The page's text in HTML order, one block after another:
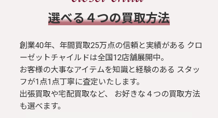
ブラウス / シャツ
トップス
Tシャツ
​選べる４つの買取方法
創業40年、年間買取25万点の信頼と実績がある クロ
ーゼットチャイルドは全国12店舗展開中。
お客様の大事なアイテムを知識と経験のある スタッ
フが1点1点丁寧に査定いたします。
出張買取や宅配買取など、 お好きな４つの買取方法
も選べます。